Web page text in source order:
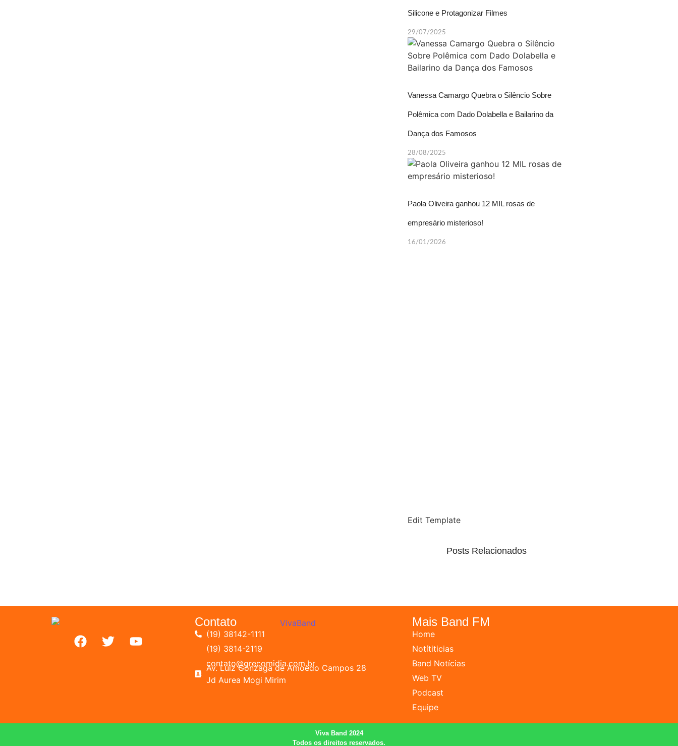
Silicone e Protagonizar Filmes
29/07/2025
Vanessa Camargo Quebra o Silêncio Sobre
Polêmica com Dado Dolabella e Bailarino da
Dança dos Famosos
28/08/2025
Paola Oliveira ganhou 12 MIL rosas de
empresário misterioso!
16/01/2026
Edit Template
Posts Relacionados
Contato
(19) 38142-1111
(19) 3814-2119
contato@grecomidia.com.br
Av. Luiz Gonzaga de Amoedo Campos 28
Jd Aurea Mogi Mirim
Mais Band FM
Home
Notítiticias
Band Notícias
Web TV
Podcast
Equipe
Viva Band 2024
Todos os direitos reservados.